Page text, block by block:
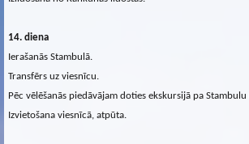
14. diena
Ierašanās Stambulā.
Transfērs uz viesnīcu.
Pēc vēlēšanās piedāvājam doties ekskursijā pa
Izvietošana viesnīcā, atpūta.